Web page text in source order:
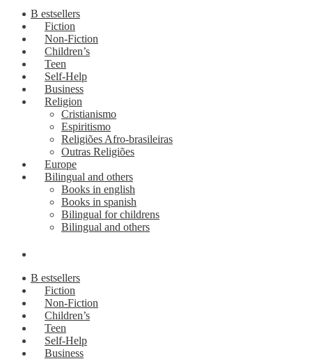
B estsellers
Fiction
Non-Fiction
Children’s
Teen
Self-Help
Business
Religion
Cristianismo
Espiritismo
Religiões Afro-brasileiras
Outras Religiões
Europe
Bilingual and others
Books in english
Books in spanish
Bilingual for childrens
Bilingual and others
B estsellers
Fiction
Non-Fiction
Children’s
Teen
Self-Help
Business